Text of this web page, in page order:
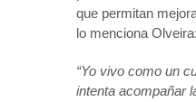
que permitan
lo menciona Olveira:
“Yo vivo como un
intenta acompañar